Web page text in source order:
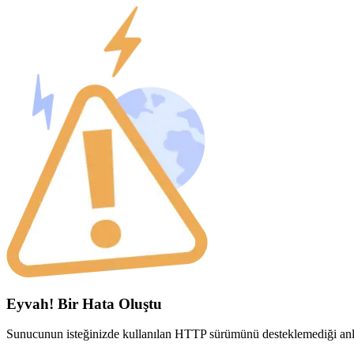
Eyvah! Bir Hata Oluştu
Sunucunun isteğinizde kullanılan HTTP sürümünü desteklemediği